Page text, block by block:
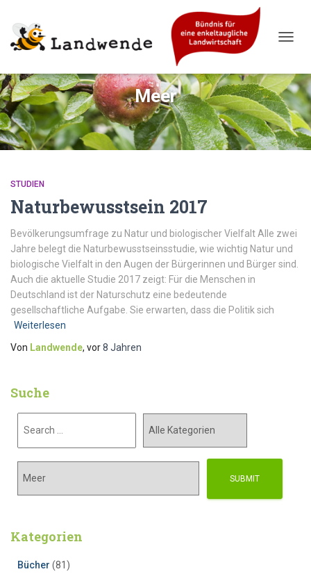
Meer
STUDIEN
Naturbewusstsein 2017
Bevölkerungsumfrage zu Natur und biologischer Vielfalt Alle zwei
Jahre belegt die Naturbewusstseinsstudie, wie wichtig Natur und
biologische Vielfalt in den Augen der Bürgerinnen und Bürger sind.
Auch die aktuelle Studie 2017 zeigt: Für die Menschen in
Deutschland ist der Naturschutz eine bedeutende
gesellschaftliche Aufgabe. Sie erwarten, dass die Politik sich
Weiterlesen
Von Landwende, vor8 Jahren
Suche
Kategorien
Bücher (81)